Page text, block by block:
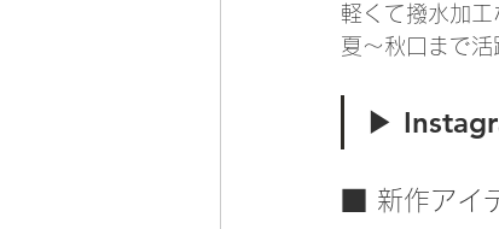
軽くて撥水加
夏〜秋口まで活
▶︎
■ 新作アイ